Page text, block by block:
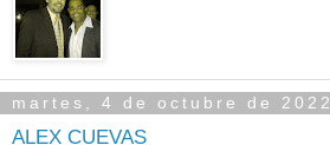
martes, 4 de octubre de 2022
ALEX CUEVAS